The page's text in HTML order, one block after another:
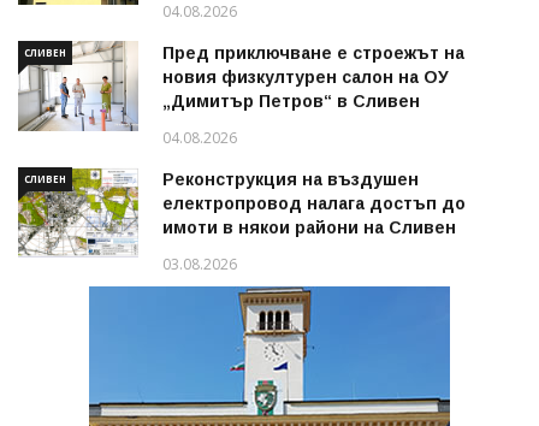
04.08.2026
СЛИВЕН
Пред приключване е строежът на
новия физкултурен салон на ОУ
„Димитър Петров“ в Сливен
04.08.2026
СЛИВЕН
Реконструкция на въздушен
електропровод налага достъп до
имоти в някои райони на Сливен
03.08.2026